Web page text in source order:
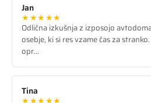
Jan
★★★★★
Odlična izkušnja z izposojo
osebje, ki si res vzame čas za
opr…
Tina
★★★★★